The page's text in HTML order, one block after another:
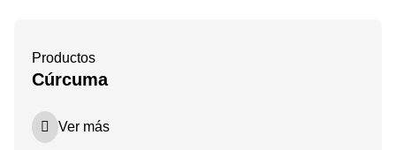
Productos
Cúrcuma
Ver más